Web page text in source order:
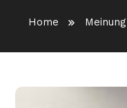
Home Meinung